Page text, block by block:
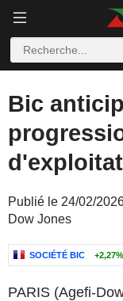
Bic
Publié le 24/02/
Dow Jones
SOCIÉTÉ BIC +2,27%
PARIS (Agefi-